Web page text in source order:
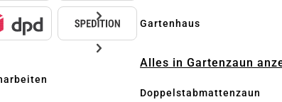
Gartenhaus
Alles in Gartenzaun
Doppelstabmattenzaun